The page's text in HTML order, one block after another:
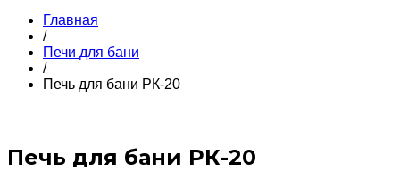
Главная
/
Печи для бани
/
Печь для бани PК-20
Печь для бани PК-20